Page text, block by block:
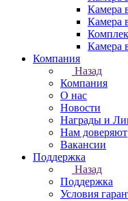
Камера
Камера
Камера
Компания
Назад
Компания
О нас
Новости
Награды и
Нам доверяют
Вакансии
Поддержка
Назад
Поддержка
Условия